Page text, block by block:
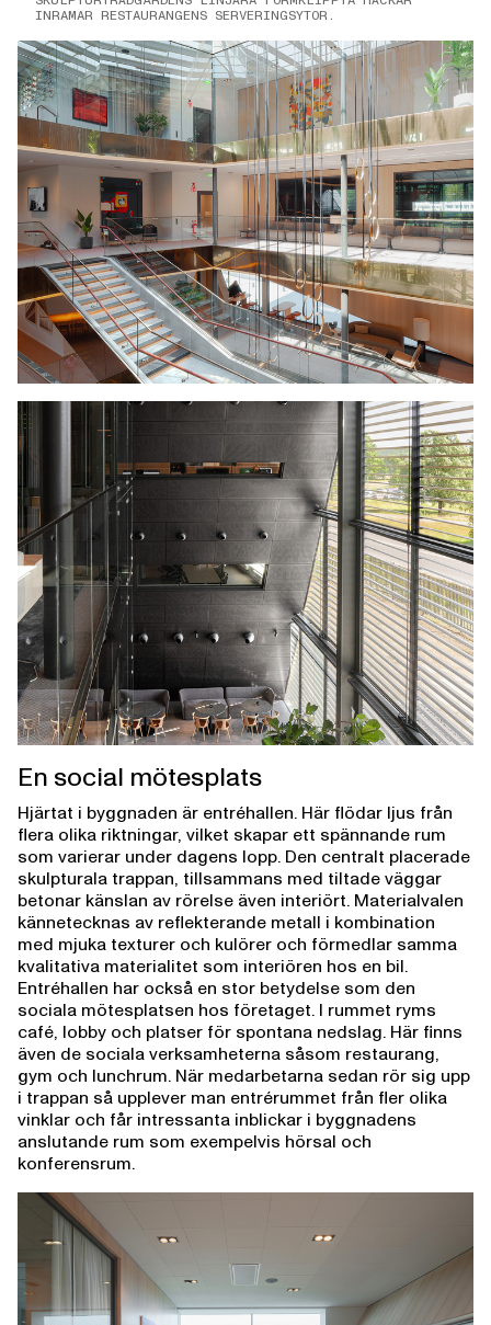
INRAMAR RESTAURANGENS SERVERINGSYTOR.
En social mötesplats
Hjärtat i byggnaden är entréhallen. Här flödar ljus från
flera olika riktningar, vilket skapar ett spännande rum
som varierar under dagens lopp. Den centralt placerade
skulpturala trappan, tillsammans med tiltade väggar
betonar känslan av rörelse även interiört. Materialvalen
kännetecknas av reflekterande metall i kombination
med mjuka texturer och kulörer och förmedlar samma
kvalitativa materialitet som interiören hos en bil.
Entréhallen har också en stor betydelse som den
sociala mötesplatsen hos företaget. I rummet ryms
café, lobby och platser för spontana nedslag. Här finns
även de sociala verksamheterna såsom restaurang,
gym och lunchrum. När medarbetarna sedan rör sig upp
i trappan så upplever man entrérummet från fler olika
vinklar och får intressanta inblickar i byggnadens
anslutande rum som exempelvis hörsal och
konferensrum.